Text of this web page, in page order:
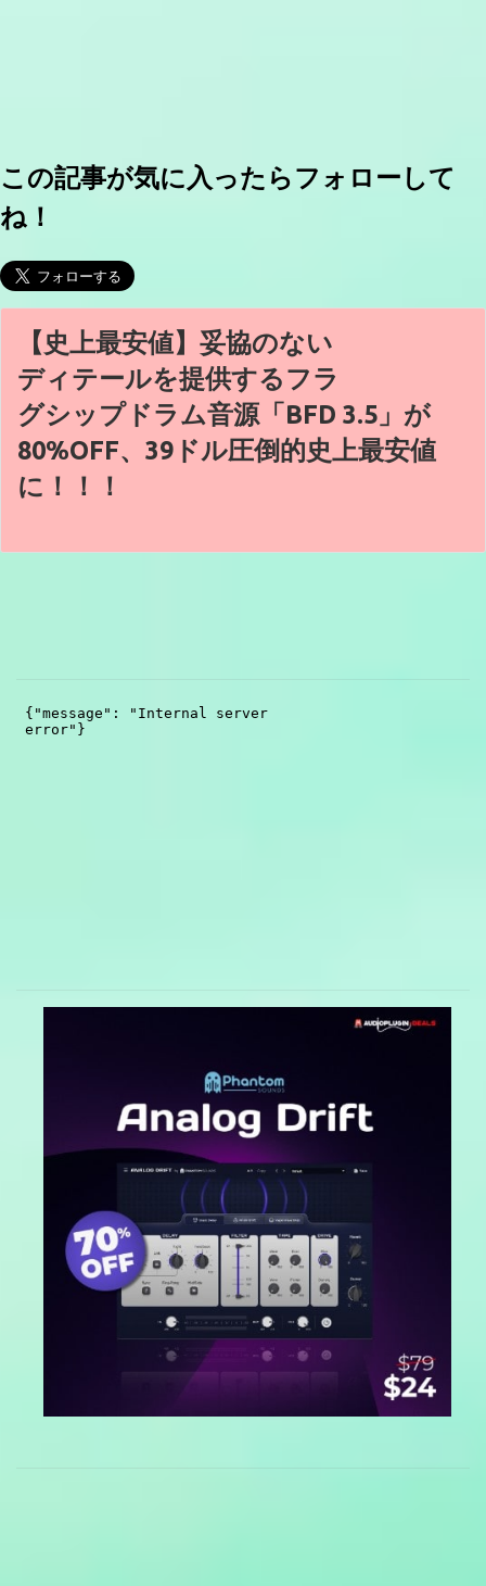
この記事が気に入ったらフォローして
ね！
【史上最安値】妥協のない
ディテールを提供するフラ
グシップドラム音源「BFD 3.5」が
80%OFF、39ドル圧倒的史上最安値
に！！！